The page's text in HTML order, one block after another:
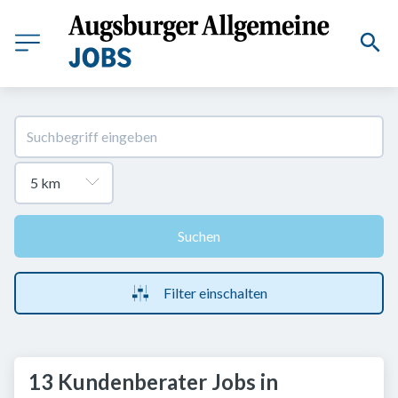
Suchen
Filter einschalten
13 Kundenberater Jobs in